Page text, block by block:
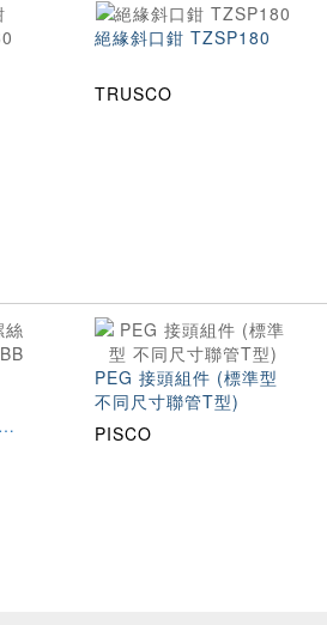
絕緣斜口鉗 TZSP180
TRUSCO
PEG 接頭組件 (標準型
不同尺寸聯管T型)
PISCO